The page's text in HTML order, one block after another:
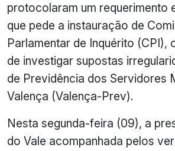
protocolaram um requerimento
que pede a instauração de
Parlamentar de Inquérito (CPI),
de investigar supostas
de Previdência dos Servidores
Valença (Valença-Prev).
Nesta segunda-feira (09), a
do Vale acompanhada pelos